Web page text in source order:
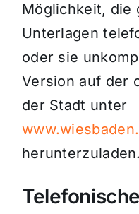
Möglichkeit, die
Unterlagen
oder sie
Version auf der
der Stadt unter
herunterzuladen.